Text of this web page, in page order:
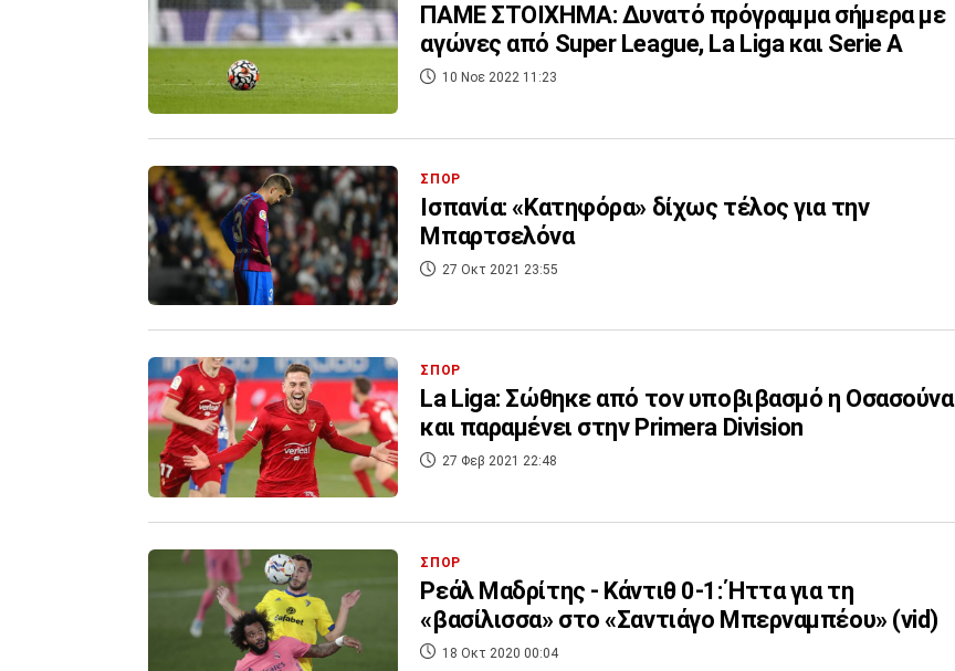
ΠΑΜΕ ΣΤΟΙΧΗΜΑ: Δυνατό πρόγραμμα σήμερα με
αγώνες από Super League, La Liga και Serie A
10 Νοε 2022 11:23
ΣΠΟΡ
Ισπανία: «Κατηφόρα» δίχως τέλος για την
Μπαρτσελόνα
27 Οκτ 2021 23:55
ΣΠΟΡ
La Liga: Σώθηκε από τον υποβιβασμό η Οσασούνα
και παραμένει στην Primera Division
27 Φεβ 2021 22:48
ΣΠΟΡ
Ρεάλ Μαδρίτης - Κάντιθ 0-1: Ήττα για τη
«βασίλισσα» στο «Σαντιάγο Μπερναμπέου» (vid)
18 Οκτ 2020 00:04